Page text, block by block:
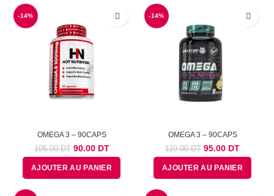
-14%
OMEGA 3 – 90CAPS
105.00DT Le
prix
initial
était :
90.00DTLe
prix
actuel
est :
AJOUTER AU PANIER
-14%
OMEGA 3 – 90CAPS
110.00DT Le
prix
initial
était :
95.00 DTLe
prix
actuel
est :
AJOUTER AU PANIER